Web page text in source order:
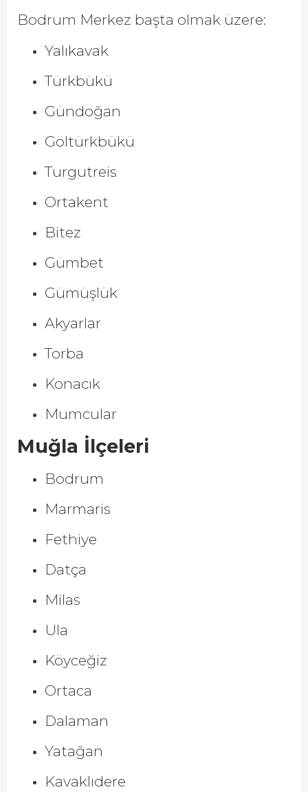
Bodrum Merkez başta olmak üzere:
Yalıkavak
Türkbükü
Gündoğan
Göltürkbükü
Turgutreis
Ortakent
Bitez
Gümbet
Gümüşlük
Akyarlar
Torba
Konacık
Mumcular
Muğla İlçeleri
Bodrum
Marmaris
Fethiye
Datça
Milas
Ula
Köyceğiz
Ortaca
Dalaman
Yatağan
Kavaklıdere